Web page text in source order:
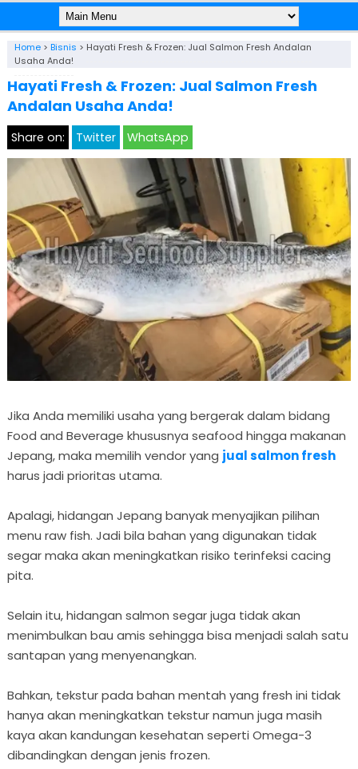
Home> Bisnis > Hayati Fresh & Frozen: Jual Salmon Fresh Andalan
Usaha Anda!
Hayati Fresh & Frozen: Jual Salmon Fresh
Andalan Usaha Anda!
Share on: Twitter WhatsApp
Jika Anda memiliki usaha yang bergerak dalam bidang
Food and Beverage khususnya seafood hingga makanan
Jepang, maka memilih vendor yang jual salmon fresh
harus jadi prioritas utama.
Apalagi, hidangan Jepang banyak menyajikan pilihan
menu raw fish. Jadi bila bahan yang digunakan tidak
segar maka akan meningkatkan risiko terinfeksi cacing
pita.
Selain itu, hidangan salmon segar juga tidak akan
menimbulkan bau amis sehingga bisa menjadi salah satu
santapan yang menyenangkan.
Bahkan, tekstur pada bahan mentah yang fresh ini tidak
hanya akan meningkatkan tekstur namun juga masih
kaya akan kandungan kesehatan seperti Omega-3
dibandingkan dengan jenis frozen.